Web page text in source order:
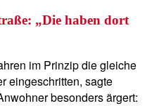
„Die haben dort
im Prinzip die gleiche
eingeschritten, sagte
besonders ärgert: